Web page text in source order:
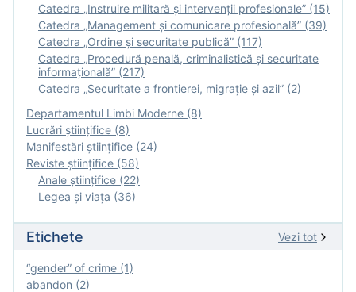
Catedra „Instruire militară şi intervenţii profesionale” (15)
Catedra „Management și comunicare profesională” (39)
Catedra „Ordine și securitate publică” (117)
Catedra „Procedură penală, criminalistică și securitate
informațională” (217)
Catedra „Securitate a frontierei, migrație și azil” (2)
Departamentul Limbi Moderne (8)
Lucrări științifice (8)
Manifestări ştiinţifice (24)
Reviste ştiinţifice (58)
Anale ştiinţifice (22)
Legea şi viaţa (36)
Etichete Vezi tot
“gender” of crime (1)
abandon (2)